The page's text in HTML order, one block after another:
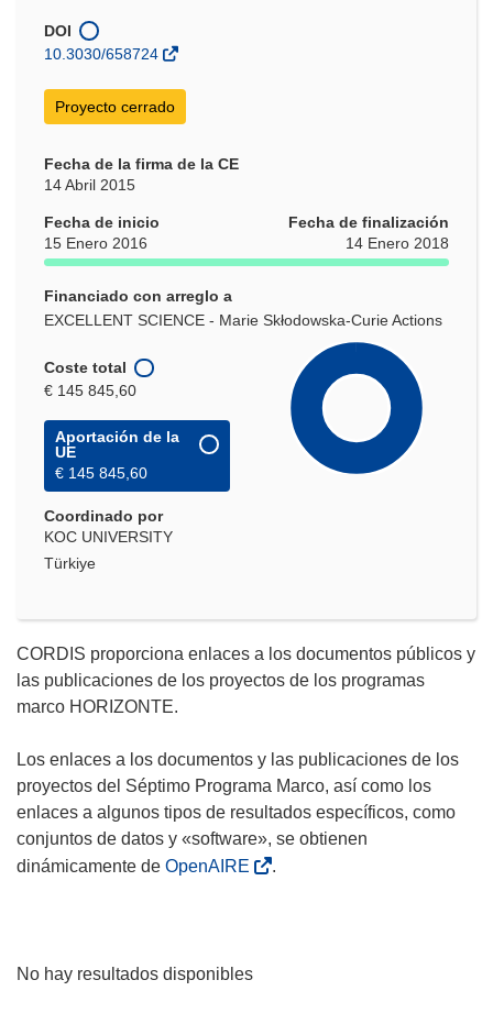
una
nueva
DOI
10.3030/658724
Proyecto cerrado
Fecha de la firma de la CE
14 Abril 2015
Fecha de inicio
15 Enero 2016
Fecha de finalización
14 Enero 2018
Financiado con arreglo a
EXCELLENT SCIENCE - Marie Skłodowska-Curie Actions
Coste total
€ 145 845,60
Aportación de la
UE
€ 145 845,60
Coordinado por
KOC UNIVERSITY
Türkiye
CORDIS proporciona enlaces a los documentos públicos y
las publicaciones de los proyectos de los programas
marco HORIZONTE.
Los enlaces a los documentos y las publicaciones de los
proyectos del Séptimo Programa Marco, así como los
enlaces a algunos tipos de resultados específicos, como
conjuntos de datos y «software», se obtienen
dinámicamente de OpenAIRE .
No hay resultados disponibles